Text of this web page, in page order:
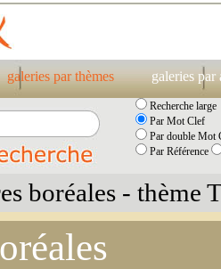
galeries par thèmes galeries par
Recherche large
Par Mot Clef
Par double Mot
Par Référence
boréales - thème